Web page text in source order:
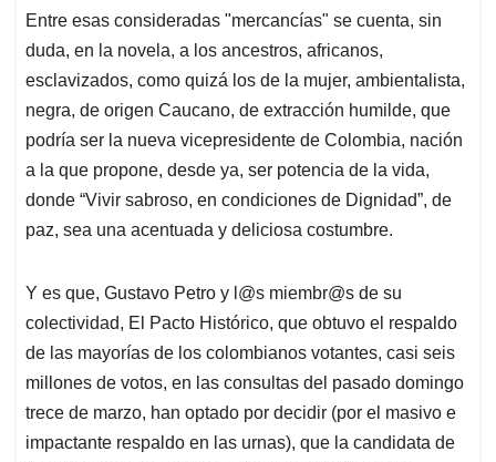
Entre esas consideradas "mercancías" se cuenta, sin
duda, en la novela, a los ancestros, africanos,
esclavizados, como quizá los de la mujer, ambientalista,
negra, de origen Caucano, de extracción humilde, que
podría ser la nueva vicepresidente de Colombia, nación
a la que propone, desde ya, ser potencia de la vida,
donde “Vivir sabroso, en condiciones de Dignidad”, de
paz, sea una acentuada y deliciosa costumbre.
Y es que, Gustavo Petro y l@s miembr@s de su
colectividad, El Pacto Histórico, que obtuvo el respaldo
de las mayorías de los colombianos votantes, casi seis
millones de votos, en las consultas del pasado domingo
trece de marzo, han optado por decidir (por el masivo e
impactante respaldo en las urnas), que la candidata de